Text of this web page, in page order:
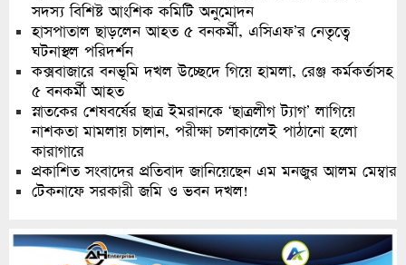
সদস্য বিশিষ্ট আংশিক কমিটি অনুমোদন
হাসপাতাল ছাড়লেন আহত ৫ বনকর্মী, এসিএফ’র নেতৃত্বে
ঘটনাস্থল পরিদর্শন
কক্সবাজারে বনভূমি দখল উচ্ছেদে গিয়ে হামলা, রেঞ্জ কর্মকর্তাসহ
৫ বনকর্মী আহত
স্নাতকের শেষবর্ষের ছাত্র ইমরানকে ‘ছাত্রলীগ ট্যাগ’ লাগিয়ে
নাশকতা মামলায় চালান, পরীক্ষা চলাকালেই পাঠানো হলো
কারাগারে
প্রকাশিত সংবাদের প্রতিবাদ জানিয়েছেন এম মনজুর আলম মেম্বার
টেকনাফে সরকারী জমি ও ভবন দখল!